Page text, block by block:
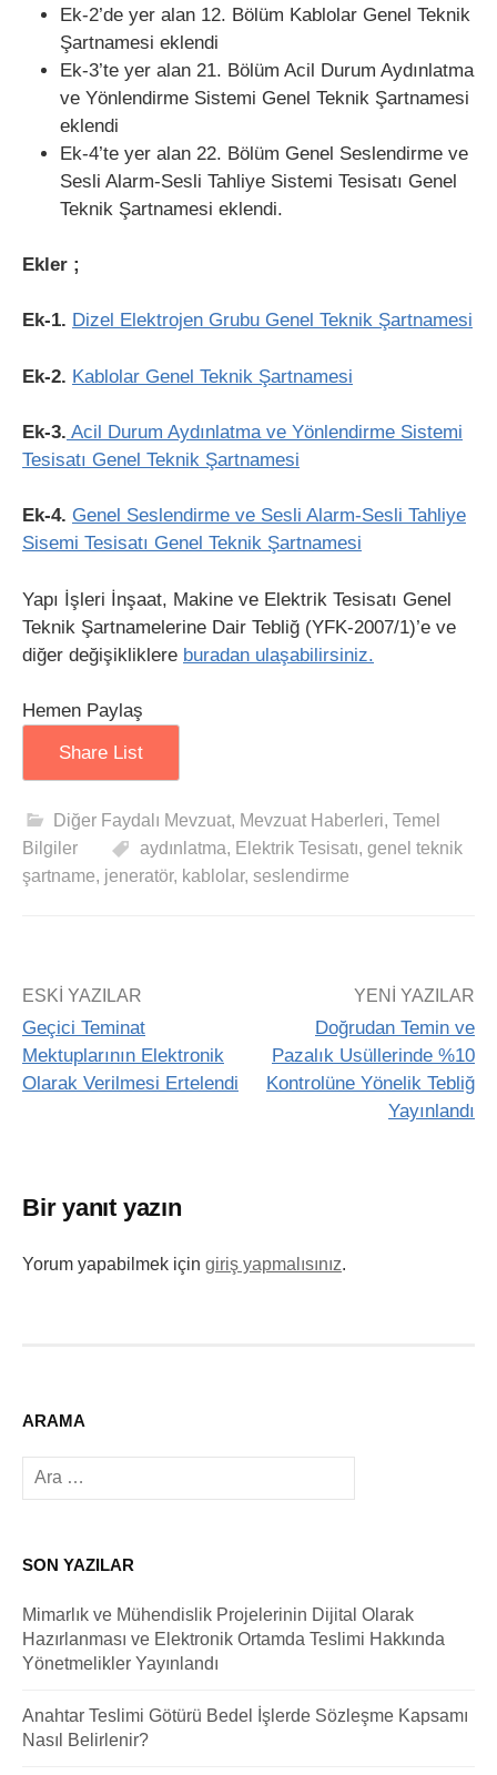
Ek-2’de yer alan 12. Bölüm Kablolar Genel Teknik
Şartnamesi eklendi
Ek-3’te yer alan 21. Bölüm Acil Durum Aydınlatma
ve Yönlendirme Sistemi Genel Teknik Şartnamesi
eklendi
Ek-4’te yer alan 22. Bölüm Genel Seslendirme ve
Sesli Alarm-Sesli Tahliye Sistemi Tesisatı Genel
Teknik Şartnamesi eklendi.
Ekler ;
Ek-1. Dizel Elektrojen Grubu Genel Teknik Şartnamesi
Ek-2. Kablolar Genel Teknik Şartnamesi
Ek-3. Acil Durum Aydınlatma ve Yönlendirme Sistemi
Tesisatı Genel Teknik Şartnamesi
Ek-4. Genel Seslendirme ve Sesli Alarm-Sesli Tahliye
Sisemi Tesisatı Genel Teknik Şartnamesi
Yapı İşleri İnşaat, Makine ve Elektrik Tesisatı Genel
Teknik Şartnamelerine Dair Tebliğ (YFK-2007/1)’e ve
diğer değişikliklere buradan ulaşabilirsiniz.
Hemen Paylaş
Share List
Diğer Faydalı Mevzuat, Mevzuat Haberleri, Temel
Bilgiler
aydınlatma, Elektrik Tesisatı, genel teknik
şartname, jeneratör, kablolar, seslendirme
ESKI YAZILAR
Geçici Teminat
Mektuplarının Elektronik
Olarak Verilmesi Ertelendi
YENI YAZILAR
Doğrudan Temin ve
Pazalık Usüllerinde %10
Kontrolüne Yönelik Tebliğ
Yayınlandı
Bir yanıt yazın
Yorum yapabilmek için giriş yapmalısınız.
ARAMA
Arama:
SON YAZILAR
Mimarlık ve Mühendislik Projelerinin Dijital Olarak
Hazırlanması ve Elektronik Ortamda Teslimi Hakkında
Yönetmelikler Yayınlandı
Anahtar Teslimi Götürü Bedel İşlerde Sözleşme Kapsamı
Nasıl Belirlenir?